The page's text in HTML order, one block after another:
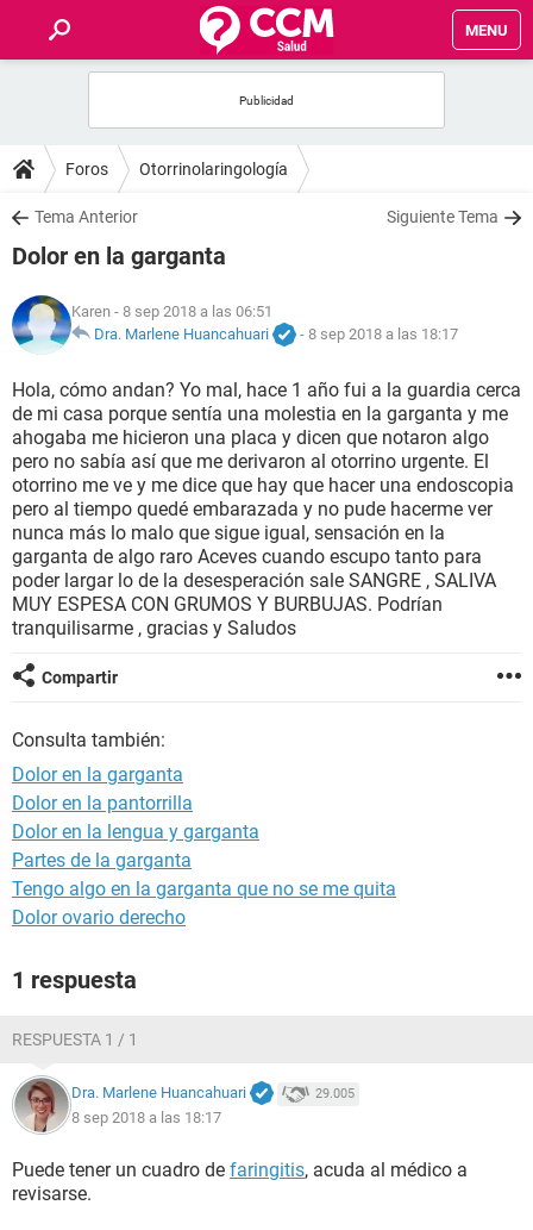
MENU
FOROS
SALUD
NUTRICIÓN
BIENESTAR
SEXUALIDAD
GLOSARIO
Foros Otorrinolaringología
Tema Anterior Siguiente Tema
Dolor en la garganta
Karen - 8 sep 2018 a las 06:51
Dra. Marlene Huancahuari
- 8 sep 2018 a las 18:17
Hola, cómo andan? Yo mal, hace 1 año fui a la guardia cerca
de mi casa porque sentía una molestia en la garganta y me
ahogaba me hicieron una placa y dicen que notaron algo
pero no sabía así que me derivaron al otorrino urgente. El
otorrino me ve y me dice que hay que hacer una endoscopia
pero al tiempo quedé embarazada y no pude hacerme ver
nunca más lo malo que sigue igual, sensación en la
garganta de algo raro Aceves cuando escupo tanto para
poder largar lo de la desesperación sale SANGRE , SALIVA
MUY ESPESA CON GRUMOS Y BURBUJAS. Podrían
tranquilisarme , gracias y Saludos
Compartir
Consulta también:
Dolor en la garganta
Dolor en la pantorrilla
Dolor en la lengua y garganta
Partes de la garganta
Tengo algo en la garganta que no se me quita
Dolor ovario derecho
1 respuesta
RESPUESTA 1 / 1
Dra. Marlene Huancahuari 29.005
8 sep 2018 a las 18:17
Puede tener un cuadro de faringitis, acuda al médico a
revisarse.